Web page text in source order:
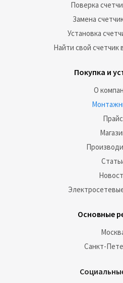
Поверка
Замена
Установка
Найти свой
Покупка и
О
Прайс
Основные
Санкт-